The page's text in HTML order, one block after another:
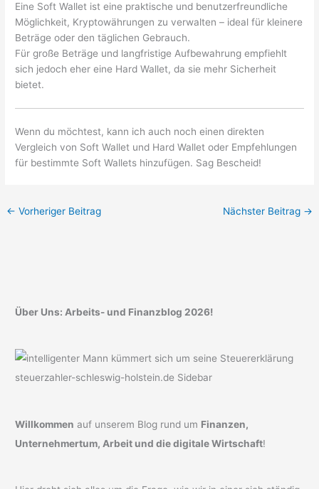
Eine Soft Wallet ist eine praktische und benutzerfreundliche
Möglichkeit, Kryptowährungen zu verwalten – ideal für kleinere
Beträge oder den täglichen Gebrauch.
Für große Beträge und langfristige Aufbewahrung empfiehlt
sich jedoch eher eine Hard Wallet, da sie mehr Sicherheit
bietet.
Wenn du möchtest, kann ich auch noch einen direkten
Vergleich von Soft Wallet und Hard Wallet oder Empfehlungen
für bestimmte Soft Wallets hinzufügen. Sag Bescheid!
← Vorheriger Beitrag Nächster Beitrag →
Über Uns: Arbeits- und Finanzblog 2026!
Willkommen auf unserem Blog rund um Finanzen,
Unternehmertum, Arbeit und die digitale Wirtschaft!